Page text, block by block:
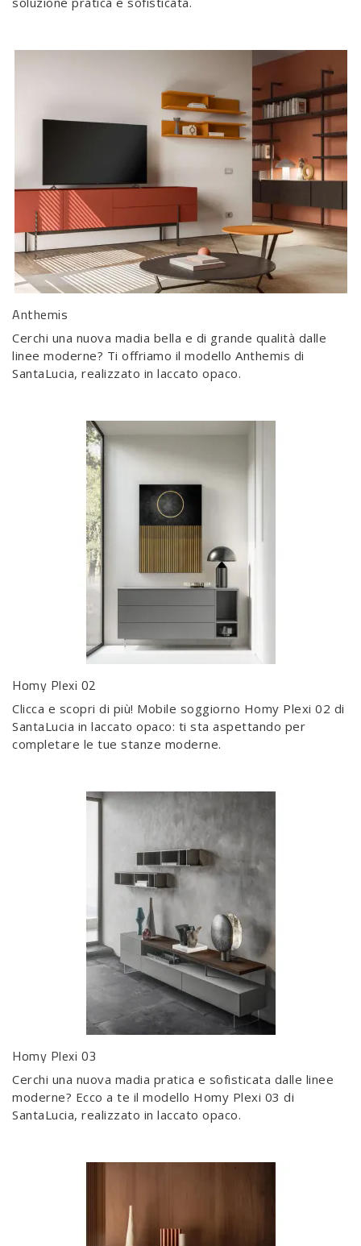
Anthemis
Cerchi una nuova madia bella e di grande qualità dalle
linee moderne? Ti offriamo il modello Anthemis di
SantaLucia, realizzato in laccato opaco.
Homy Plexi 02
Clicca e scopri di più! Mobile soggiorno Homy Plexi 02 di
SantaLucia in laccato opaco: ti sta aspettando per
completare le tue stanze moderne.
Homy Plexi 03
Cerchi una nuova madia pratica e sofisticata dalle linee
moderne? Ecco a te il modello Homy Plexi 03 di
SantaLucia, realizzato in laccato opaco.